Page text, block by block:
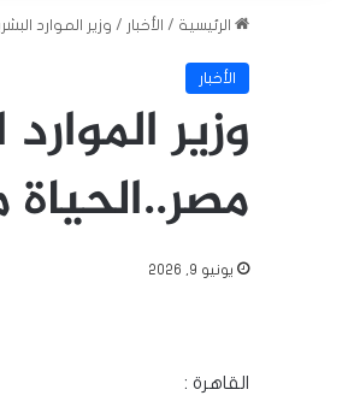
الرئيسية / الأخبار / وزير الموارد
الأخبار
وزير
يونيو 9, 2026
القاهرة :